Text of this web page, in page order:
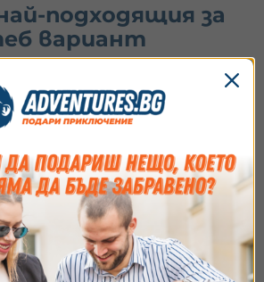
подходящия за
вариант
Купи ваучер
ваучер
опаковка
пожелание
подарък или ако искаш да заявиш
резервация после.
Подробности Относно
бисквитки. Използваме